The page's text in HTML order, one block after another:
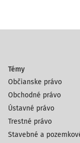
Témy
Občianske právo
Obchodné právo
Ústavné právo
Trestné právo
Stavebné a